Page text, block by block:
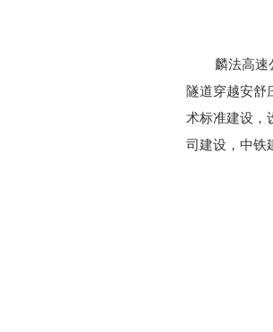
麟法高速
隧道穿越安舒
术标准建设，
司建设，中铁